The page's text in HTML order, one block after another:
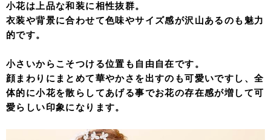
小花は上品な和装に相性抜群。
衣装や背景に合わせて色味やサイズ感が沢山あるのも魅力
的です。
小さいからこそつける位置も自由自在です。
顔まわりにまとめて華やかさを出すのも可愛いですし、全
体的に小花を散らしてあげる事でお花の存在感が増して可
愛らしい印象になります。